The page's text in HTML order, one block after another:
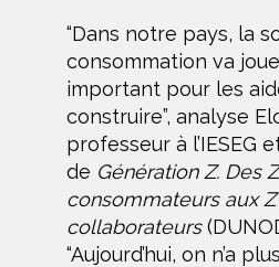
“Dans notre pays, la
consommation va
important pour les
construire”, analyse
professeur à l’IESEG
de Génération Z. Des Z
consommateurs aux Z
collaborateurs
“Aujourd’hui, on n’a